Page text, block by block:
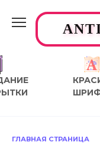
содержанию
ГЛАВНАЯ СТРАНИЦА